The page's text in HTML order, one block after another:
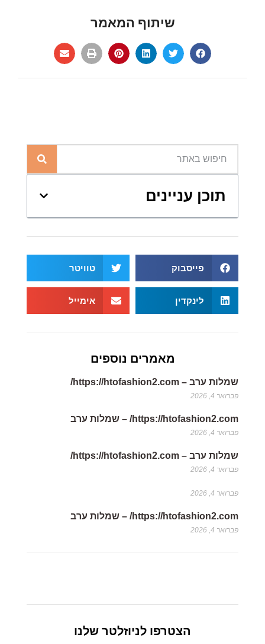
שיתוף המאמר
תוכן עניינים
פייסבוק טוויטר
לינקדין אימייל
מאמרים נוספים
שמלות ערב – https://htofashion2.com/
פברואר 4, 2026
https://htofashion2.com/ – שמלות ערב
פברואר 4, 2026
שמלות ערב – https://htofashion2.com/
פברואר 4, 2026
פברואר 4, 2026
https://htofashion2.com/ – שמלות ערב
פברואר 4, 2026
הצטרפו לניוזלטר שלנו